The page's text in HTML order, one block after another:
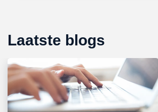
Laatste blogs